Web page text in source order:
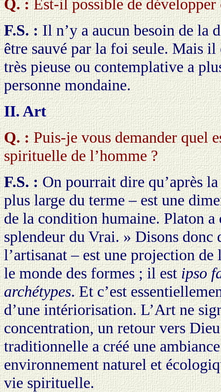
Q. :Est-il possible de
F.S. :Il n’y a aucun besoin de la
être sauvé par la foi seule. Mais il
très pieuse ou contemplative a
personne mondaine.
II. Art
Q. :Puis-je vous demander quel
spirituelle de l’homme ?
F.S. :On pourrait dire qu’après
plus large du terme – est une
de la condition humaine. Platon
splendeur du Vrai. » Disons
l’artisanat – est une projection de
le monde des formes ; il estipso
archétypes. Et c’est
d’une intériorisation. L’Art ne
concentration, un retour vers
traditionnelle a créé une
environnement naturel et
vie spirituelle.